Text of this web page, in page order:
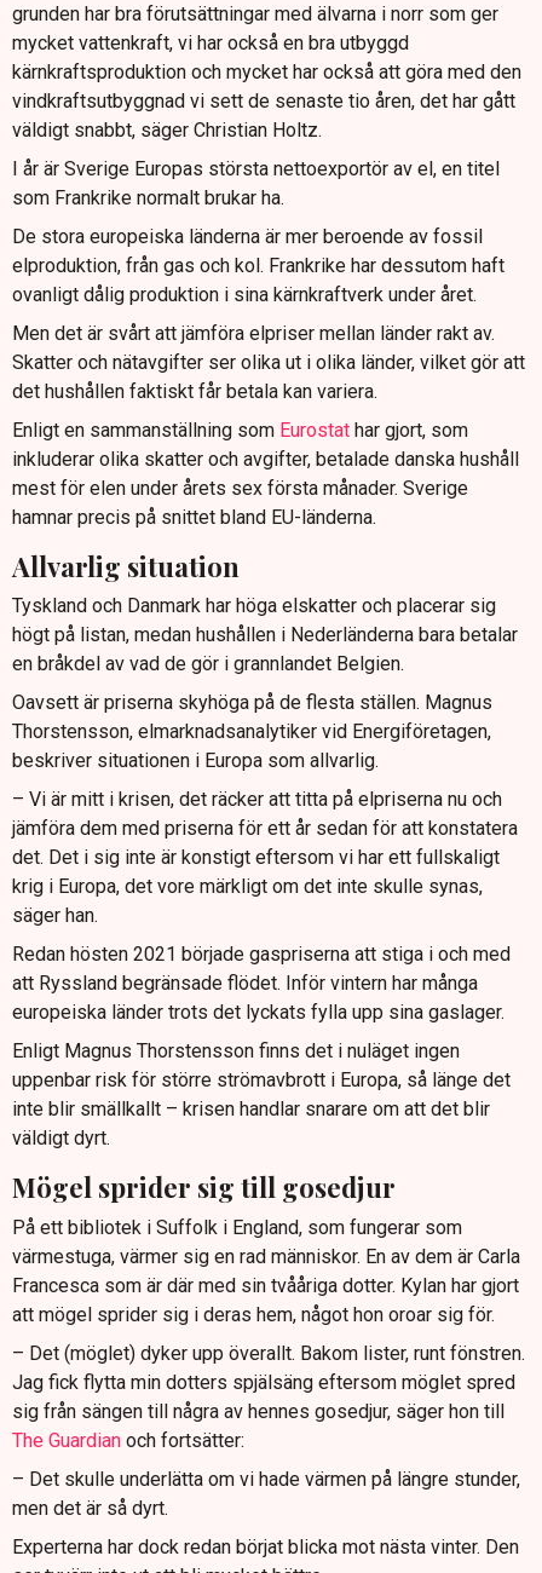
grunden har bra förutsättningar med älvarna i norr som ger
mycket vattenkraft, vi har också en bra utbyggd
kärnkraftsproduktion och mycket har också att göra med den
vindkraftsutbyggnad vi sett de senaste tio åren, det har gått
väldigt snabbt, säger Christian Holtz.
I år är Sverige Europas största nettoexportör av el, en titel
som Frankrike normalt brukar ha.
De stora europeiska länderna är mer beroende av fossil
elproduktion, från gas och kol. Frankrike har dessutom haft
ovanligt dålig produktion i sina kärnkraftverk under året.
Men det är svårt att jämföra elpriser mellan länder rakt av.
Skatter och nätavgifter ser olika ut i olika länder, vilket gör att
det hushållen faktiskt får betala kan variera.
Enligt en sammanställning som Eurostat har gjort, som
inkluderar olika skatter och avgifter, betalade danska hushåll
mest för elen under årets sex första månader. Sverige
hamnar precis på snittet bland EU-länderna.
Allvarlig situation
Tyskland och Danmark har höga elskatter och placerar sig
högt på listan, medan hushållen i Nederländerna bara betalar
en bråkdel av vad de gör i grannlandet Belgien.
Oavsett är priserna skyhöga på de flesta ställen. Magnus
Thorstensson, elmarknadsanalytiker vid Energiföretagen,
beskriver situationen i Europa som allvarlig.
– Vi är mitt i krisen, det räcker att titta på elpriserna nu och
jämföra dem med priserna för ett år sedan för att konstatera
det. Det i sig inte är konstigt eftersom vi har ett fullskaligt
krig i Europa, det vore märkligt om det inte skulle synas,
säger han.
Redan hösten 2021 började gaspriserna att stiga i och med
att Ryssland begränsade flödet. Inför vintern har många
europeiska länder trots det lyckats fylla upp sina gaslager.
Enligt Magnus Thorstensson finns det i nuläget ingen
uppenbar risk för större strömavbrott i Europa, så länge det
inte blir smällkallt – krisen handlar snarare om att det blir
väldigt dyrt.
Mögel sprider sig till gosedjur
På ett bibliotek i Suffolk i England, som fungerar som
värmestuga, värmer sig en rad människor. En av dem är Carla
Francesca som är där med sin tvååriga dotter. Kylan har gjort
att mögel sprider sig i deras hem, något hon oroar sig för.
– Det (möglet) dyker upp överallt. Bakom lister, runt fönstren.
Jag fick flytta min dotters spjälsäng eftersom möglet spred
sig från sängen till några av hennes gosedjur, säger hon till
The Guardian och fortsätter:
– Det skulle underlätta om vi hade värmen på längre stunder,
men det är så dyrt.
Experterna har dock redan börjat blicka mot nästa vinter. Den